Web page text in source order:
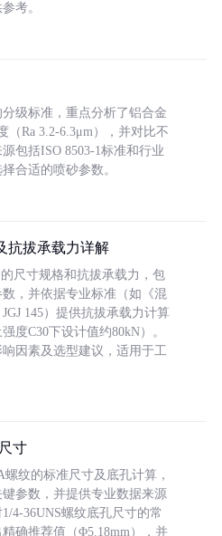
考。
级标准，重点分析了铝合金
（Ra 3.2-6.3μm），并对比不
包括ISO 8503-1标准和行业
合适的喷砂参数。
抗拔承载力详解
尺寸规格和抗拔承载力，包
，并依据专业标准（如《混
145）提供抗拔承载力计算
度C30下设计值约80kN）。
因素及选型建议，适用于工
寸
纹的标准尺寸及底孔计算，
参数，并提供专业数据来源
4-36UNS螺纹底孔尺寸的常
确推荐值（Φ5.18mm），并